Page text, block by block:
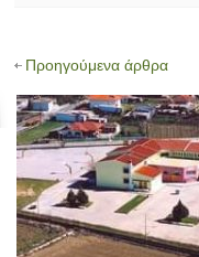
Προηγούμενα άρθρα